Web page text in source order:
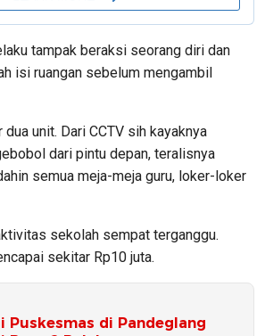
tampak beraksi seorang diri dan
isi ruangan sebelum mengambil
dua unit. Dari CCTV sih kayaknya
dari pintu depan, teralisnya
semua meja-meja guru, loker-loker
sekolah sempat terganggu.
sekitar Rp10 juta.
Puskesmas di Pandeglang